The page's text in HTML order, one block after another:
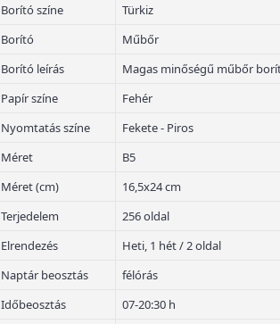
Borító színe
Türkiz
Borító
Műbőr
Borító leírás
Magas minőségű műbőr
Papír színe
Fehér
Nyomtatás színe
Fekete - Piros
Méret
B5
Méret (cm)
16,5x24 cm
Terjedelem
256 oldal
Elrendezés
Heti, 1 hét / 2 oldal
Naptár beosztás
félórás
Időbeosztás
07-20:30 h